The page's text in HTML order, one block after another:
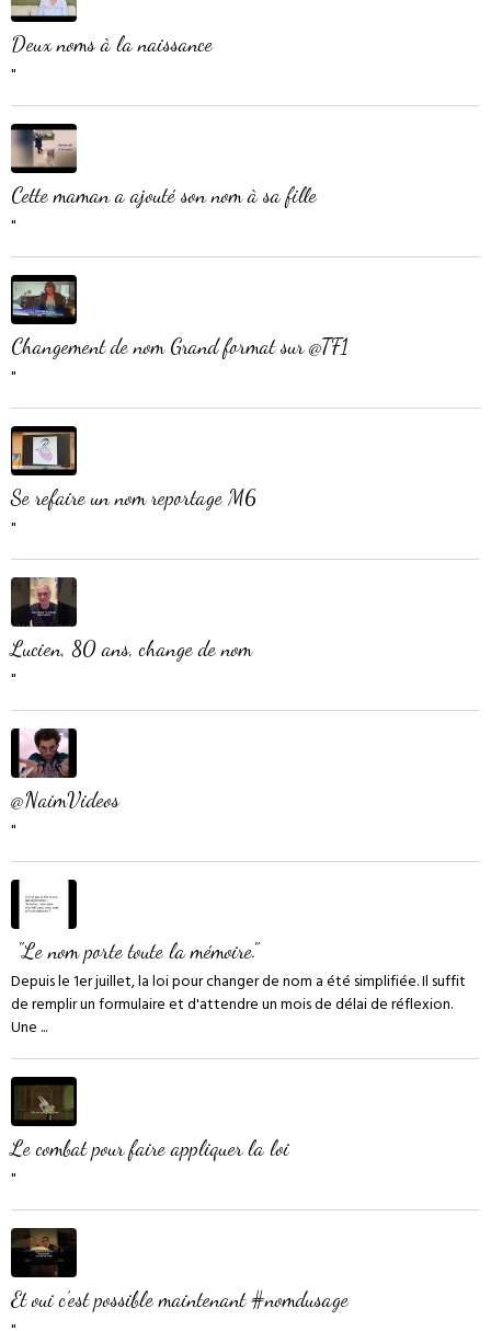
Deux noms à la naissance
"
Cette maman a ajouté son nom à sa fille
"
Changement de nom Grand format sur @TF1
"
Se refaire un nom reportage M6
"
Lucien, 80 ans, change de nom
"
@NaimVideos
"
‌ "Le nom porte toute la mémoire."
Depuis le 1er juillet, la loi pour changer de nom a été simplifiée. Il suffit
de remplir un formulaire et d'attendre un mois de délai de réflexion.
Une ...
Le combat pour faire appliquer la loi
"
Et oui c’est possible maintenant #nomdusage